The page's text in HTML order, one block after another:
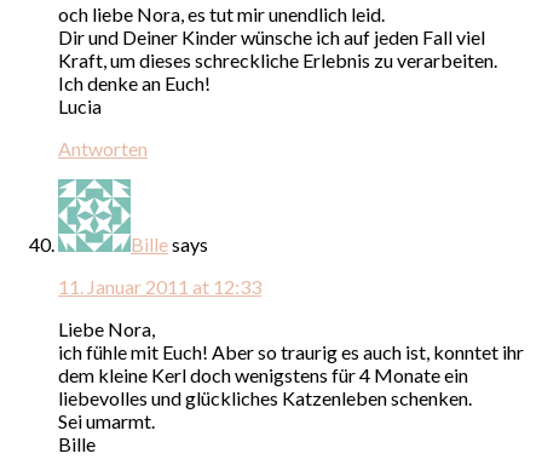
och liebe Nora, es tut mir unendlich leid.
Dir und Deiner Kinder wünsche ich auf jeden Fall viel
Kraft, um dieses schreckliche Erlebnis zu verarbeiten.
Ich denke an Euch!
Lucia
Antworten
Billesays
11. Januar 2011 at 12:33
Liebe Nora,
ich fühle mit Euch! Aber so traurig es auch ist, konntet ihr
dem kleine Kerl doch wenigstens für 4 Monate ein
liebevolles und glückliches Katzenleben schenken.
Sei umarmt.
Bille